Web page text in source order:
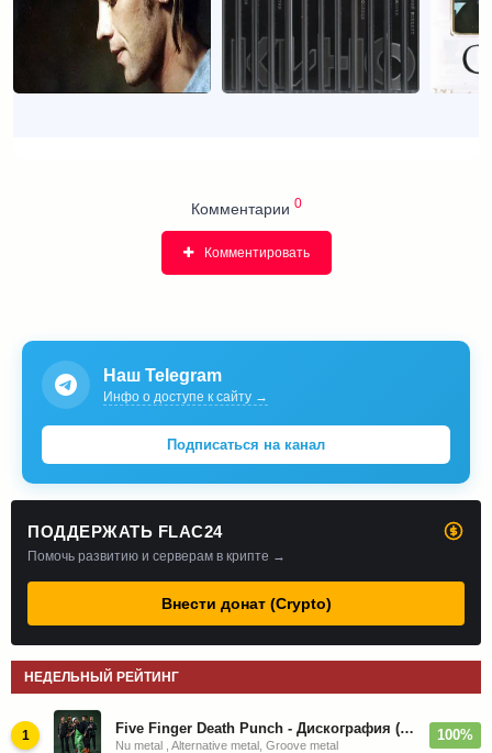
Комментарии 0
Комментировать
Наш Telegram
Инфо о доступе к сайту →
Подписаться на канал
ПОДДЕРЖАТЬ FLAC24
Помочь развитию и серверам в крипте →
Внести донат (Crypto)
НЕДЕЛЬНЫЙ РЕЙТИНГ
1 Five Finger Death Punch - Дискография (2008-2026)
Nu metal , Alternative metal, Groove metal
100%